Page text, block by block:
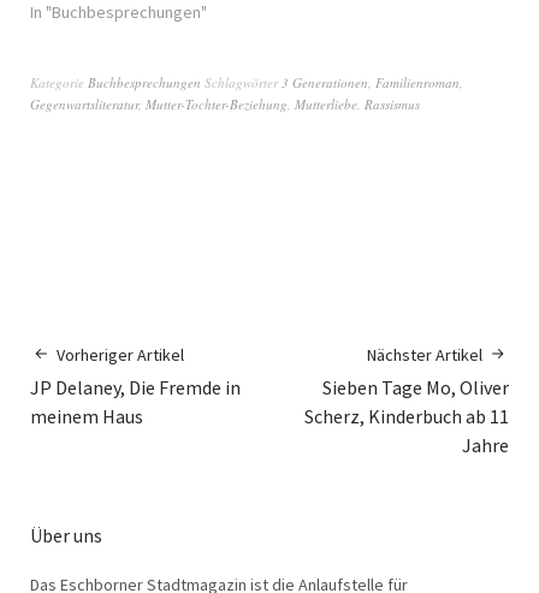
In "Buchbesprechungen"
Kategorie Buchbesprechungen Schlagwörter3 Generationen, Familienroman,
Gegenwartsliteratur, Mutter-Tochter-Beziehung, Mutterliebe, Rassismus
Vorheriger Artikel
JP Delaney, Die Fremde in
meinem Haus
Nächster Artikel
Sieben Tage Mo, Oliver
Scherz, Kinderbuch ab 11
Jahre
Über uns
Das Eschborner Stadtmagazin ist die Anlaufstelle für